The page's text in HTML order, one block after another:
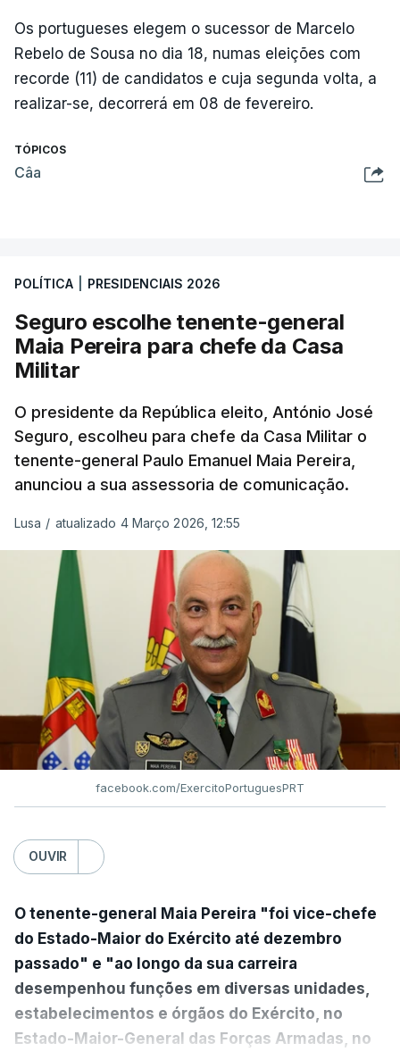
Os portugueses elegem o sucessor de Marcelo
Rebelo de Sousa no dia 18, numas eleições com
recorde (11) de candidatos e cuja segunda volta, a
realizar-se, decorrerá em 08 de fevereiro.
TÓPICOS
Câa
POLÍTICA PRESIDENCIAIS 2026
Seguro escolhe tenente-general
Maia Pereira para chefe da Casa
Militar
O presidente da República eleito, António José
Seguro, escolheu para chefe da Casa Militar o
tenente-general Paulo Emanuel Maia Pereira,
anunciou a sua assessoria de comunicação.
Lusa / atualizado 4 Março 2026, 12:55
facebook.com/ExercitoPortuguesPRT
OUVIR
O tenente-general Maia Pereira "foi vice-chefe
do Estado-Maior do Exército até dezembro
passado" e "ao longo da sua carreira
desempenhou funções em diversas unidades,
estabelecimentos e órgãos do Exército, no
Estado-Maior-General das Forças Armadas, no